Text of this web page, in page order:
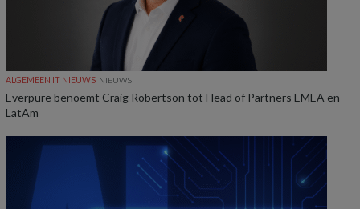
ALGEMEEN IT NIEUWS NIEUWS
Everpure benoemt Craig Robertson tot Head of Partners EMEA en
LatAm